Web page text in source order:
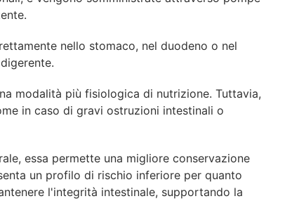
nello stomaco, nel duodeno o nel
modalità più fisiologica di nutrizione. Tuttavia,
in caso di gravi ostruzioni intestinali o
essa permette una migliore conservazione
un profilo di rischio inferiore per quanto
l'integrità intestinale, supportando la